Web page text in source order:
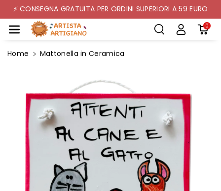
Mente Ai C
Ontenuti
⚡ CONSEGNA GRATUITA PER ORDINI SUPERIORI A 59 EURO
0
Home Mattonella in Ceramica
Sul Prodotto